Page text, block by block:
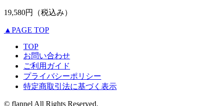
19,580円（税込み）
▲PAGE TOP
TOP
お問い合わせ
ご利用ガイド
プライバシーポリシー
特定商取引法に基づく表示
© flannel All Rights Reserved.